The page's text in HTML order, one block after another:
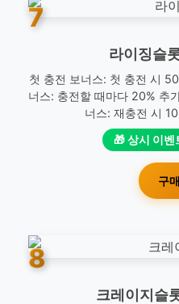
7
라이징슬
첫 충전 보너스: 첫 충전 시
너스: 충전할 때마다 20% 추
너스: 재충전 시
🎁 상시 이벤
구
8
크레이지슬